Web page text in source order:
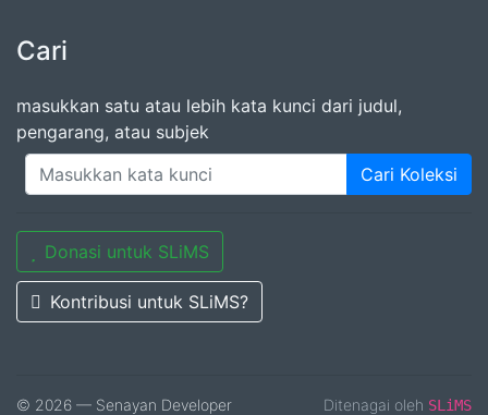
Cari
masukkan satu atau lebih kata kunci dari judul,
pengarang, atau subjek
Cari Koleksi
Donasi untuk SLiMS
Kontribusi untuk SLiMS?
© 2026 — Senayan Developer
Ditenagai oleh SLiMS